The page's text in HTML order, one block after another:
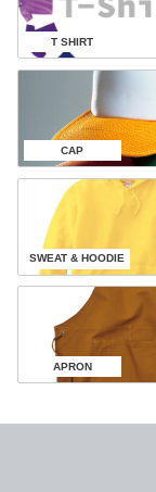
T SHIRT
CAP
SWEAT & HOODIE
APRON